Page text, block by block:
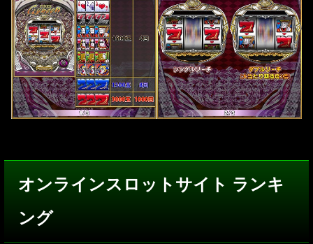
オンラインスロットサイト ランキ
ング